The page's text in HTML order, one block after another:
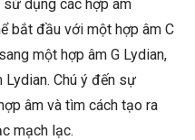
sử dụng các hợp âm
bắt đầu với một hợp âm C
một hợp âm G Lydian,
Chú ý đến sự
âm và tìm cách tạo ra
mạch lạc.